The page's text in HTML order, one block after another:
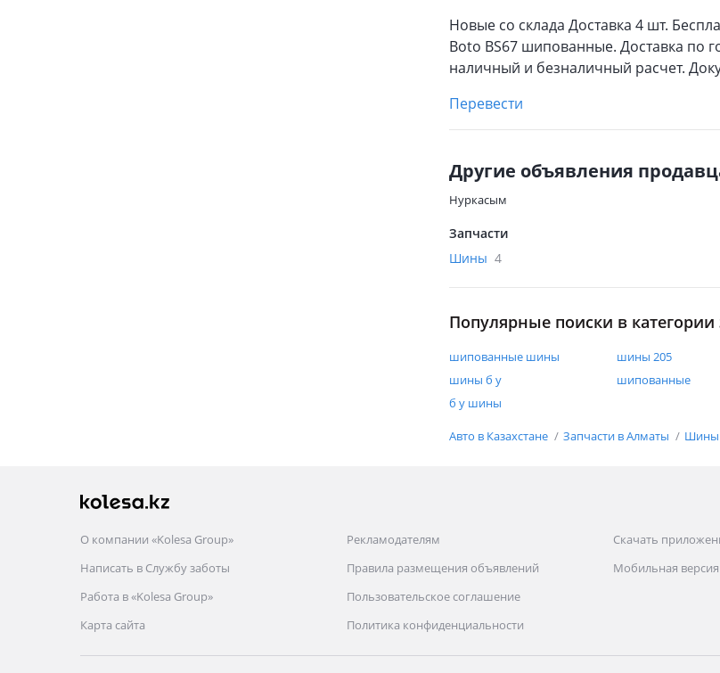
Новые со склада Доставка 4 шт.
Boto BS67 шипованные. Доставка по
наличный и безналичный расчет.
Перевести
Другие объявления
Нуркасым
Запчасти
Шины 4
Популярные поиски в категории
шипованные шины шины 205
шины б у
шипованные
б у шины
Авто в Казахстане Запчасти в Алматы Шины
О компании «Kolesa Group»
Написать в Службу заботы
Работа в «Kolesa Group»
Карта сайта
Рекламодателям
Правила размещения объявлений
Пользовательское соглашение
Политика конфиденциальности
Скачать
Мобильная версия